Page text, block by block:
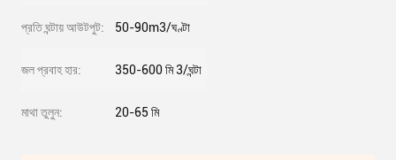
প্রতি ঘন্টায় আউটপুট: 50-90m3/ঘণ্টা
জল প্রবাহ হার: 350-600 মি 3/ঘন্টা
মাথা তুলুন: 20-65 মি